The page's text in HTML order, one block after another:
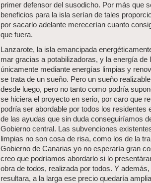
primer defensor del susodicho. Por más que
beneficios para la isla serían de tales
por sacarlo adelante merecerían cuanto
que fuera.
Lanzarote, la isla emancipada
mar gracias a potabilizadoras, y la energía de
únicamente mediante energías limpias y
se trata de un sueño. Pero un sueño
desde luego, pero no tanto como podría
se hiciera el proyecto en serio, por caro que
podría ser abordable por todos los residentes
de las ayudas que sin duda conseguiríamos
Gobierno central. Las subvenciones
limpias no son cosa de risa, como los de la
Gobierno de Canarias yo no esperaría gran
creo que podríamos abordarlo si lo
obra de todos, realizada por todos. Y
resultara, a la larga ese precio quedaría